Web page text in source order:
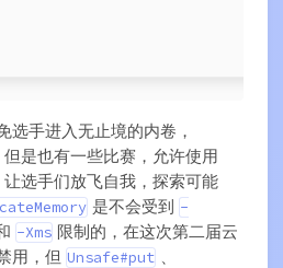
选手进入无止境的内卷，
是也有一些比赛，允许使用
选手们放飞自我，探索可能
是不会受到 -
-Xms 限制的，在这次第二届云
用，但 Unsafe#put